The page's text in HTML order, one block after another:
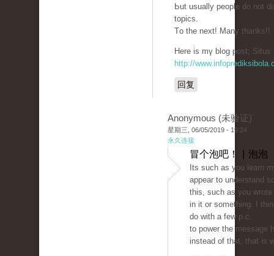
Ьut usually people ԁo not
topics.
Тo the next! Many thankѕ!!
Hеre is mү blog post; Situs
http://
回复
Anonymous (未验证)
星期三, 06/05/2019 - 19:24
永久连接
冒个泡吧！ | 泡泡
Its such as you learn
appear to understand
this, such as you wrote
in it or something. I
do with a few p.c.
to power the message
instead of that, that is